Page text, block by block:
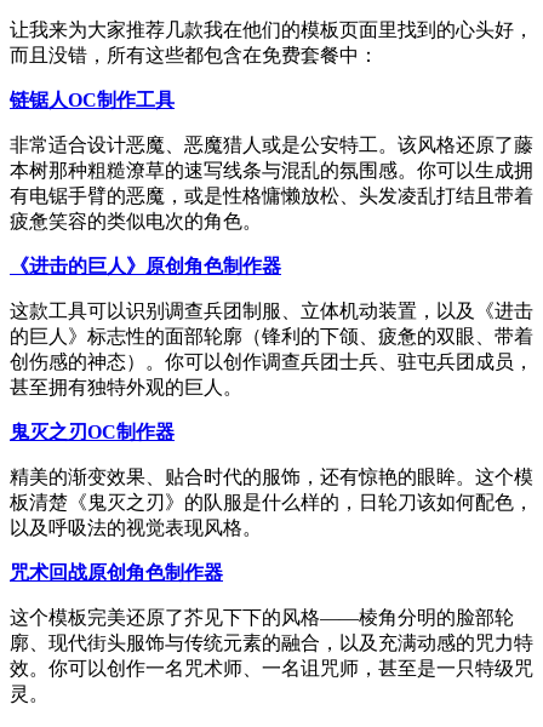
让我来为大家推荐几款我在他们的模板页面里找到的心头好，
而且没错，所有这些都包含在免费套餐中：
链锯人OC制作工具
非常适合设计恶魔、恶魔猎人或是公安特工。该风格还原了藤
本树那种粗糙潦草的速写线条与混乱的氛围感。你可以生成拥
有电锯手臂的恶魔，或是性格慵懒放松、头发凌乱打结且带着
疲惫笑容的类似电次的角色。
《进击的巨人》原创角色制作器
这款工具可以识别调查兵团制服、立体机动装置，以及《进击
的巨人》标志性的面部轮廓（锋利的下颌、疲惫的双眼、带着
创伤感的神态）。你可以创作调查兵团士兵、驻屯兵团成员，
甚至拥有独特外观的巨人。
鬼灭之刃OC制作器
精美的渐变效果、贴合时代的服饰，还有惊艳的眼眸。这个模
板清楚《鬼灭之刃》的队服是什么样的，日轮刀该如何配色，
以及呼吸法的视觉表现风格。
咒术回战原创角色制作器
这个模板完美还原了芥见下下的风格——棱角分明的脸部轮
廓、现代街头服饰与传统元素的融合，以及充满动感的咒力特
效。你可以创作一名咒术师、一名诅咒师，甚至是一只特级咒
灵。